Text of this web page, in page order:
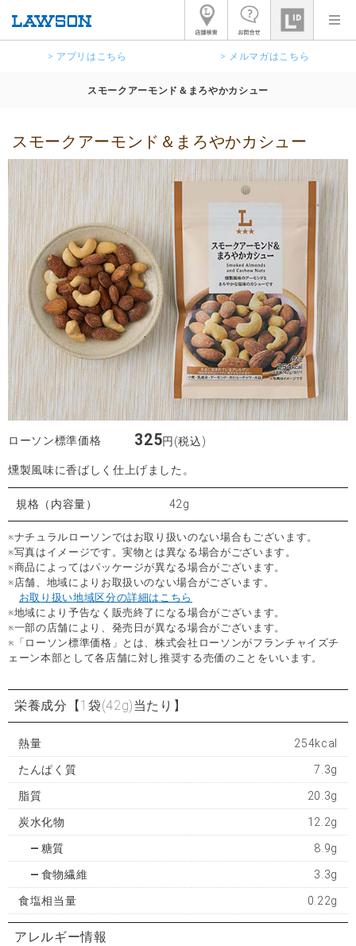
> アプリはこちら > メルマガはこちら
スモークアーモンド＆まろやかカシュー
スモークアーモンド＆まろやかカシュー
ローソン標準価格 325円(税込)
燻製風味に香ばしく仕上げました。
規格（内容量） 42g
※ナチュラルローソンではお取り扱いのない場合もございます。
※写真はイメージです。実物とは異なる場合がございます。
※商品によってはパッケージが異なる場合がございます。
※店舗、地域によりお取扱いのない場合がございます。
お取り扱い地域区分の詳細はこちら
※地域により予告なく販売終了になる場合がございます。
※一部の店舗により、発売日が異なる場合がございます。
※「ローソン標準価格」とは、株式会社ローソンがフランチャイズチ
ェーン本部として各店舗に対し推奨する売価のことをいいます。
栄養成分 【1袋(42g)当たり】
熱量 254kcal
たんぱく質 7.3g
脂質 20.3g
炭水化物 12.2g
糖質 8.9g
食物繊維 3.3g
食塩相当量 0.22g
アレルギー情報